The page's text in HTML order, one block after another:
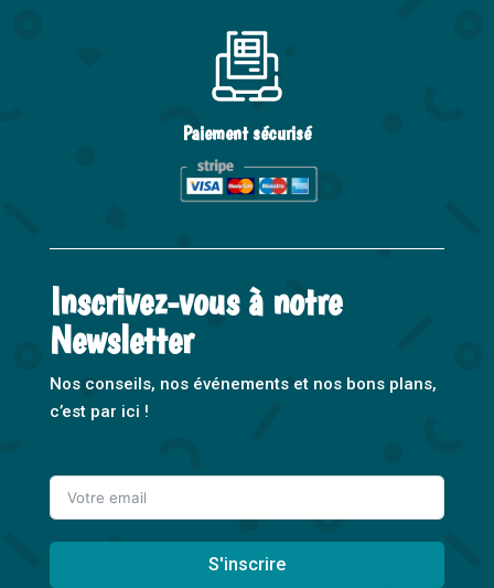
Paiement sécurisé
Inscrivez-vous à notre
Newsletter
Nos conseils, nos événements et nos bons plans,
c’est par ici !
S'inscrire